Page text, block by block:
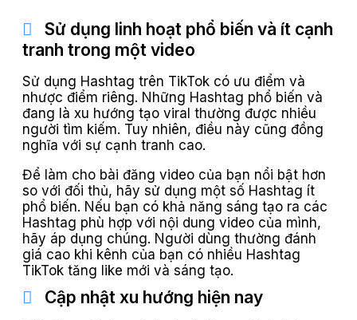
Sử dụng linh hoạt phổ biến và ít cạnh
tranh trong một video
Sử dụng Hashtag trên TikTok có ưu điểm và
nhược điểm riêng. Những Hashtag phổ biến và
đang là xu hướng tạo viral thường được nhiều
người tìm kiếm. Tuy nhiên, điều này cũng đồng
nghĩa với sự cạnh tranh cao.
Để làm cho bài đăng video của bạn nổi bật hơn
so với đối thủ, hãy sử dụng một số Hashtag ít
phổ biến. Nếu bạn có khả năng sáng tạo ra các
Hashtag phù hợp với nội dung video của mình,
hãy áp dụng chúng. Người dùng thường đánh
giá cao khi kênh của bạn có nhiều Hashtag
TikTok tăng like mới và sáng tạo.
Cập nhật xu hướng hiện nay